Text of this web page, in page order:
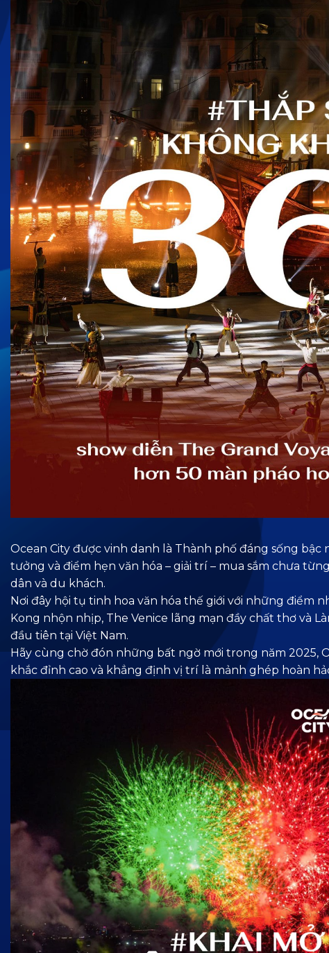
Ocean City được vinh danh là Thành phố đáng sống
tưởng và điểm hẹn văn hóa – giải trí – mua sắm chưa
dân và du khách.
Nơi đây hội tụ tinh hoa văn hóa thế giới với những điểm
Kong nhộn nhịp, The Venice lãng mạn đầy chất thơ và
đầu tiên tại Việt Nam.
Hãy cùng chờ đón những bất ngờ mới trong năm 2025,
khắc đỉnh cao và khẳng định vị trí là mảnh ghép hoàn